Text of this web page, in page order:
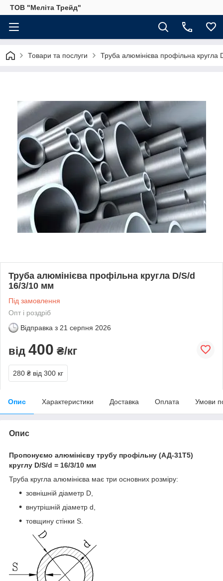
ТОВ "Меліта Трейд"
Товари та послуги Труба алюмінієва профільна
Труба алюмінієва профільна кругла D/S/d
16/3/10 мм
Під замовлення
Опт і роздріб
Відправка з 21 серпня 2026
від 400 ₴/кг
280 ₴ від 300 кг
Опис Характеристики Доставка Оплата Умови
Опис
Пропонуємо алюмінієву трубу профільну (АД-31Т5)
круглу D/S/d = 16/3/10 мм
Труба кругла алюмінієва має три основних розміру:
зовнішній діаметр D,
внутрішній діаметр d,
товщину стінки S.